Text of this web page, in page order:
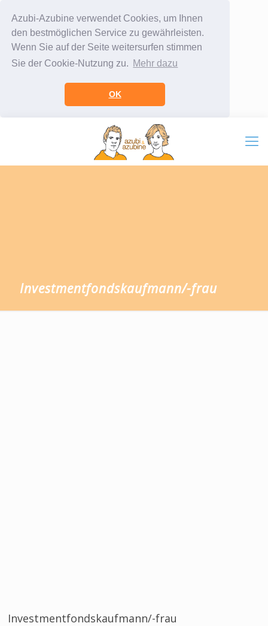
Azubi-Azubine verwendet Cookies, um Ihnen
den bestmöglichen Service zu gewährleisten.
Wenn Sie auf der Seite weitersurfen stimmen
Sie der Cookie-Nutzung zu. Mehr dazu
OK
Investmentfondskaufmann/-frau
Investmentfondskaufmann/-frau